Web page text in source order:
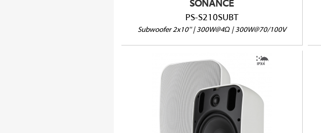
SONANCE
PS-S210SUBT
Subwoofer 2x10'' | 300W@4Ω | 300W@70/100V
PS-S83WT-W